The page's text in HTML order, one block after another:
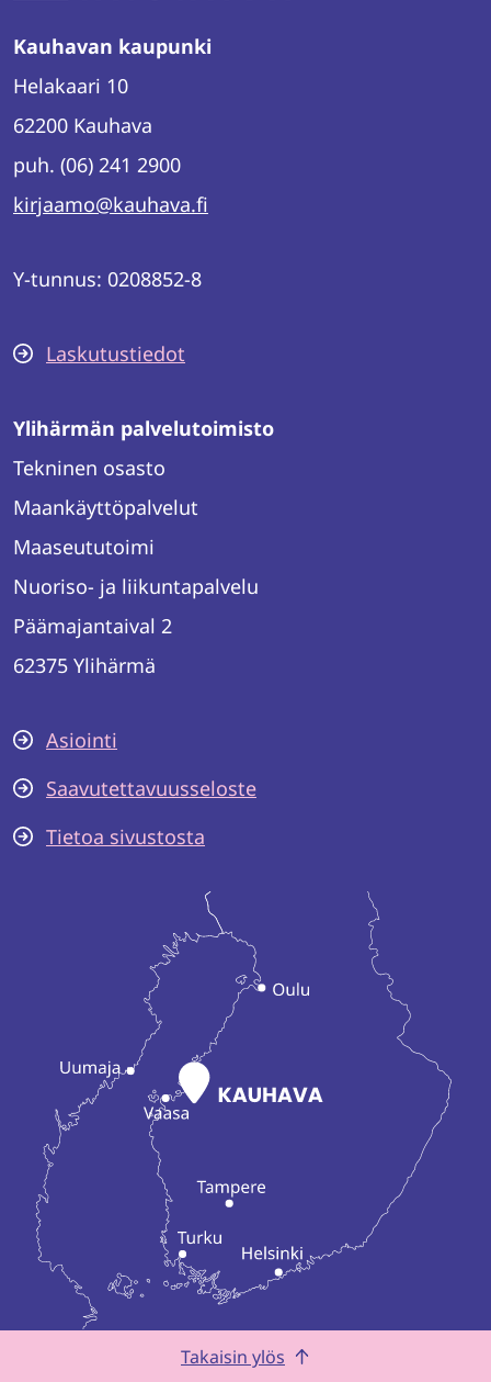
Kauhavan kaupunki
Helakaari 10
62200 Kauhava
puh. (06) 241 2900
kirjaamo@kauhava.fi
Y-tunnus: 0208852-8
Laskutustiedot
Ylihärmän palvelutoimisto
Tekninen osasto
Maankäyttöpalvelut
Maaseututoimi
Nuoriso- ja liikuntapalvelu
Päämajantaival 2
62375 Ylihärmä
Asiointi
Saavutettavuusseloste
Tietoa sivustosta
Takaisin ylös